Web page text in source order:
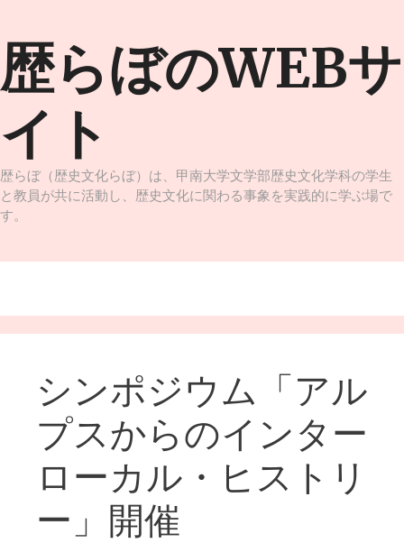
テ
ン
ツ
ッ
プ
歴らぼのWEBサ
イト
歴らぼ（歴史文化らぼ）は、甲南大学文学部歴史文化学科の学生
と教員が共に活動し、歴史文化に関わる事象を実践的に学ぶ場で
す。
シンポジウム「アル
プスからのインター
ローカル・ヒストリ
ー」開催